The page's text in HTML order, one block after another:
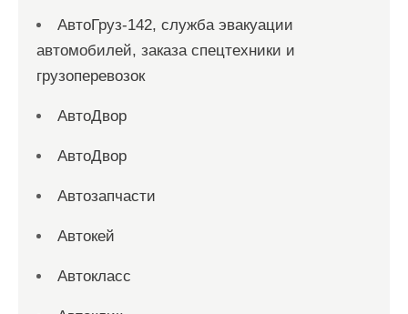
АвтоГруз-142, служба эвакуации
автомобилей, заказа спецтехники и
грузоперевозок
АвтоДвор
АвтоДвор
Автозапчасти
Автокей
Автокласс